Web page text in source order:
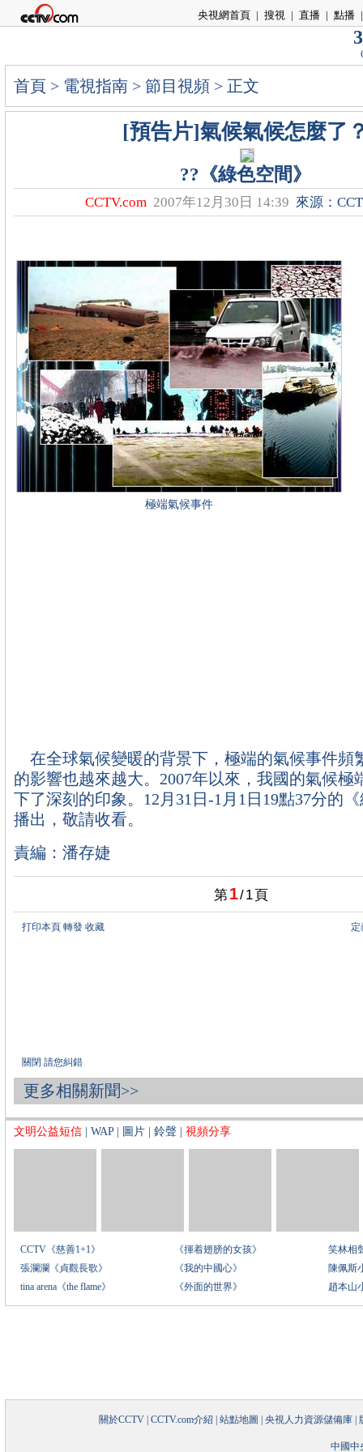
央視網首頁 | 搜視 | 直播 | 點播 |
首頁 > 電視指南 > 節目視頻 > 正文
[預告片]氣候氣候怎麼了
??《綠色空間》
CCTV.com 2007年12月30日 14:39 來源：
極端氣候事件
在全球氣候變暖的背景下，極端的氣候事件頻
的影響也越來越大。2007年以來，我國的氣候極
下了深刻的印象。12月31日-1月1日19點37分的
播出，敬請收看。
責編：潘存婕
第1/1 頁
打印本頁 轉發 收藏
關閉 請您糾錯
更多相關新聞>>
文明公益短信 WAP| 圖片 鈴聲 視頻分享
CCTV《慈善1+1》
張瀾瀾《貞觀長歌》
tina arena《the flame》
《揮着翅膀的女孩》
《我的中國心》
《外面的世界》
笑林相
陳佩斯
趙本山
關於CCTV CCTV.com介紹 站點地圖 央視人力資源儲備庫
中國中